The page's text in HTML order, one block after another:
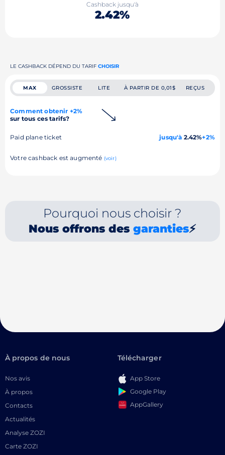
Cashback jusqu'à
2.42%
LE CASHBACK DÉPEND DU TARIF CHOISIR
MAX GROSSISTE LITE À PARTIR DE 0,01$ REÇUS
Comment obtenir +2%
sur tous ces tarifs?
Paid plane ticket jusqu'à 2.42%+2%
Votre cashback est augmenté (voir)
Pourquoi nous choisir ?
Nous offrons desgaranties⚡
À propos de nous
Nos avis
À propos
Contacts
Actualités
Analyse ZOZI
Carte ZOZI
Télécharger
App Store
Google Play
AppGallery